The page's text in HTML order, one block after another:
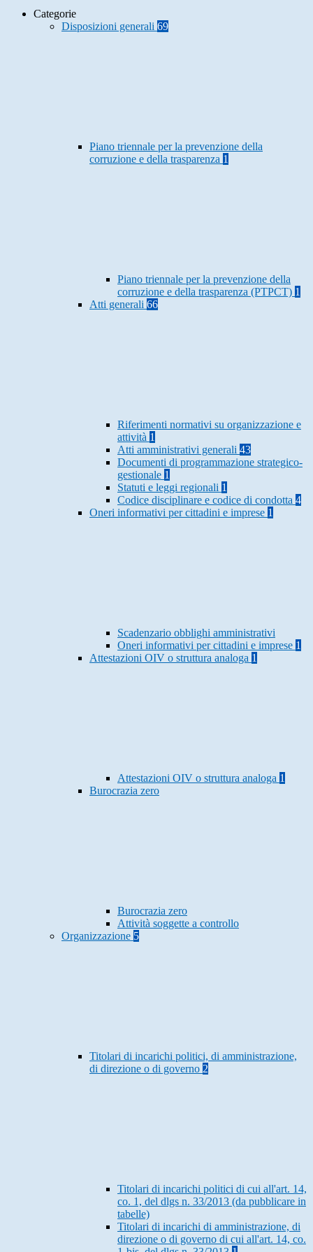
Categorie
Disposizioni generali 69
Piano triennale per la prevenzione della
corruzione e della trasparenza 1
Piano triennale per la prevenzione della
corruzione e della trasparenza (PTPCT) 1
Atti generali 66
Riferimenti normativi su organizzazione e
attività 1
Atti amministrativi generali 43
Documenti di programmazione strategico-
gestionale 1
Statuti e leggi regionali 1
Codice disciplinare e codice di condotta 4
Oneri informativi per cittadini e imprese 1
Scadenzario obblighi amministrativi
Oneri informativi per cittadini e imprese 1
Attestazioni OIV o struttura analoga 1
Attestazioni OIV o struttura analoga 1
Burocrazia zero
Burocrazia zero
Attività soggette a controllo
Organizzazione 5
Titolari di incarichi politici, di amministrazione,
di direzione o di governo 2
Titolari di incarichi politici di cui all'art. 14,
co. 1, del dlgs n. 33/2013 (da pubblicare in
tabelle)
Titolari di incarichi di amministrazione, di
direzione o di governo di cui all'art. 14, co.